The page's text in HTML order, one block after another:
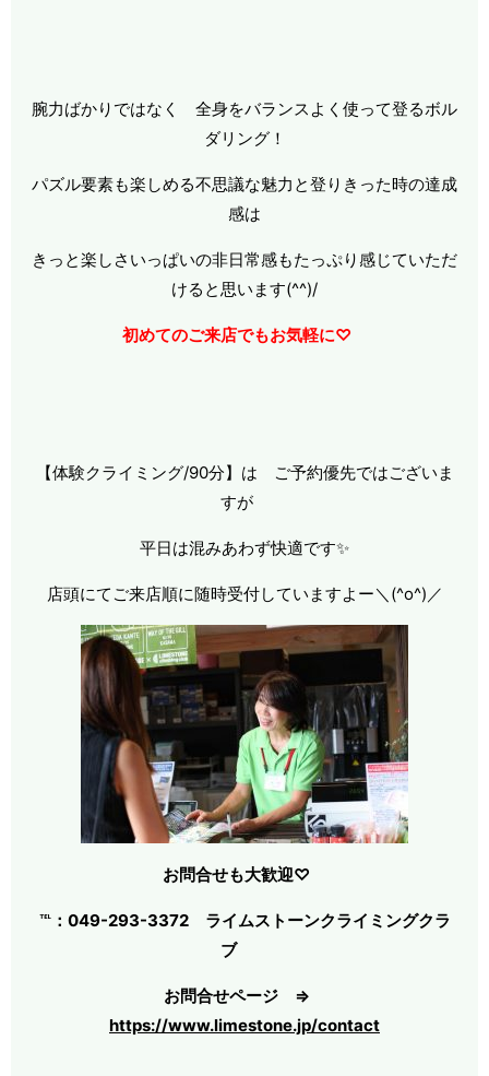
腕力ばかりではなく 全身をバランスよく使って登るボル
ダリング！
パズル要素も楽しめる不思議な魅力と登りきった時の達成
感は
きっと楽しさいっぱいの非日常感もたっぷり感じていただ
けると思います(^^)/
初めてのご来店でもお気軽に♡
【体験クライミング/90分】は ご予約優先ではございま
すが
平日は混みあわず快適です✨
店頭にてご来店順に随時受付していますよー＼(^o^)／
お問合せも大歓迎♡
℡：049-293-3372 ライムストーンクライミングクラ
ブ
お問合せページ ⇒
https://www.limestone.jp/contact